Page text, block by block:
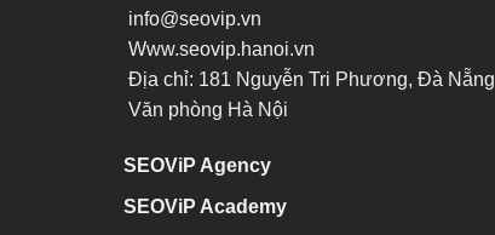
info@seovip.vn
Www.seovip.hanoi.vn
Địa chỉ: 181 Nguyễn Tri Phương, Đà Nẵng
Văn phòng Hà Nội
SEOViP Agency
SEOViP Academy